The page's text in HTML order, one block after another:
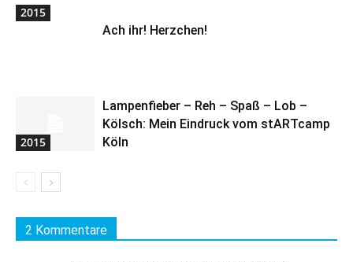
2015
Ach ihr! Herzchen!
2015
Lampenfieber – Reh – Spaß – Lob –
Kölsch: Mein Eindruck vom stARTcamp
Köln
2 Kommentare